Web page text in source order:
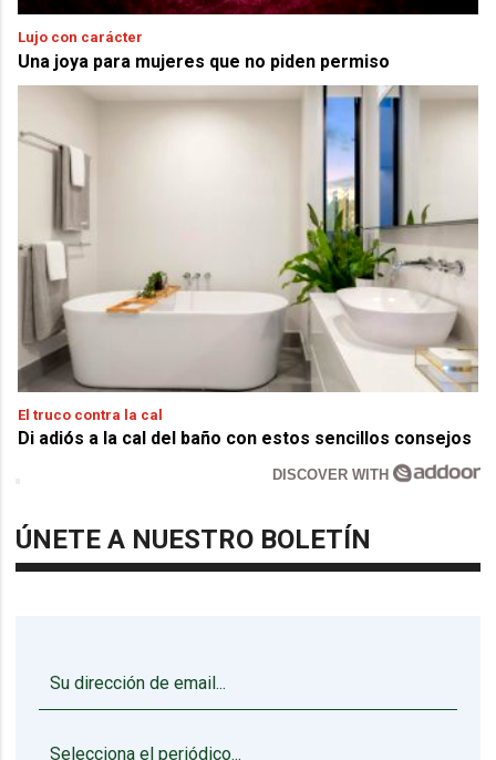
Lujo con carácter
Una joya para mujeres que no piden permiso
El truco contra la cal
Di adiós a la cal del baño con estos sencillos consejos
DISCOVER WITH
ÚNETE A NUESTRO BOLETÍN